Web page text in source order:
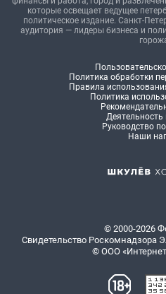
которые освещает ведущее
политическое издание. Санкт-
аудитория — лидеры бизнеса и
Политика обработки
Правила
Политика
Руководство
Наши
© 2000-2026
Свидетельство Роскомнадзора
© ООО